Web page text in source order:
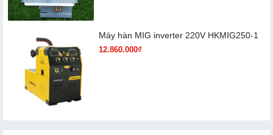
Máy hàn MIG inverter 220V HKMIG250-1
12.860.000₫